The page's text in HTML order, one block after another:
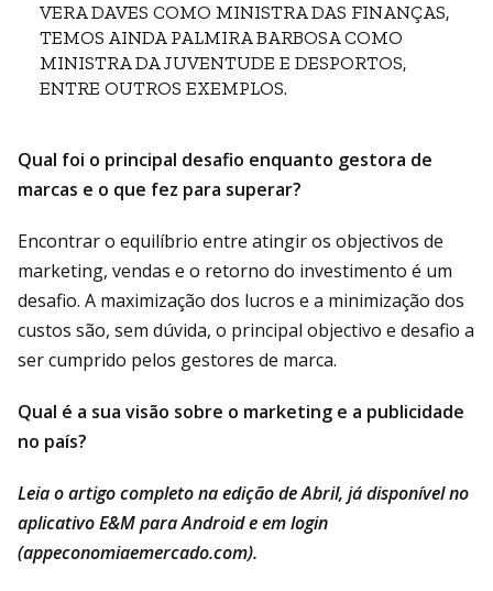
VERA DAVES COMO MINISTRA DAS FINANÇAS,
TEMOS AINDA PALMIRA BARBOSA COMO
MINISTRA DA JUVENTUDE E DESPORTOS,
ENTRE OUTROS EXEMPLOS.
Qual foi o principal desafio enquanto gestora de
marcas e o que fez para superar?
Encontrar o equilíbrio entre atingir os objectivos de
marketing, vendas e o retorno do investimento é um
desafio. A maximização dos lucros e a minimização dos
custos são, sem dúvida, o principal objectivo e desafio a
ser cumprido pelos gestores de marca.
Qual é a sua visão sobre o marketing e a publicidade
no país?
Leia o artigo completo na edição de Abril, já disponível no
aplicativo E&M para Android e em login
(appeconomiaemercado.com).